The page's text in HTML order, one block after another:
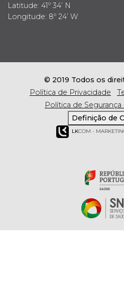
Latitude: 41º 34’ N
Longitude: 8º 24’ W
© 2019 Todos os
Política de Privacidade
Política de
Definição de
LKCOM -